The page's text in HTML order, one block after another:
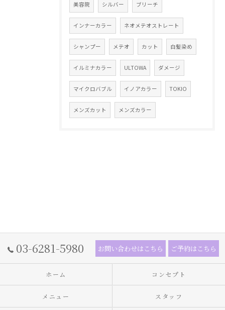
美容院 シルバー ブリーチ
インナーカラー ネオメテオストレート
シャンプー メテオ カット 白髪染め
イルミナカラー ULTOWA ダメージ
マイクロバブル イノアカラー TOKIO
メンズカット メンズカラー
03-6281-5980 お問い合わせはこちら ご予約はこちら
ホーム コンセプト
メニュー スタッフ